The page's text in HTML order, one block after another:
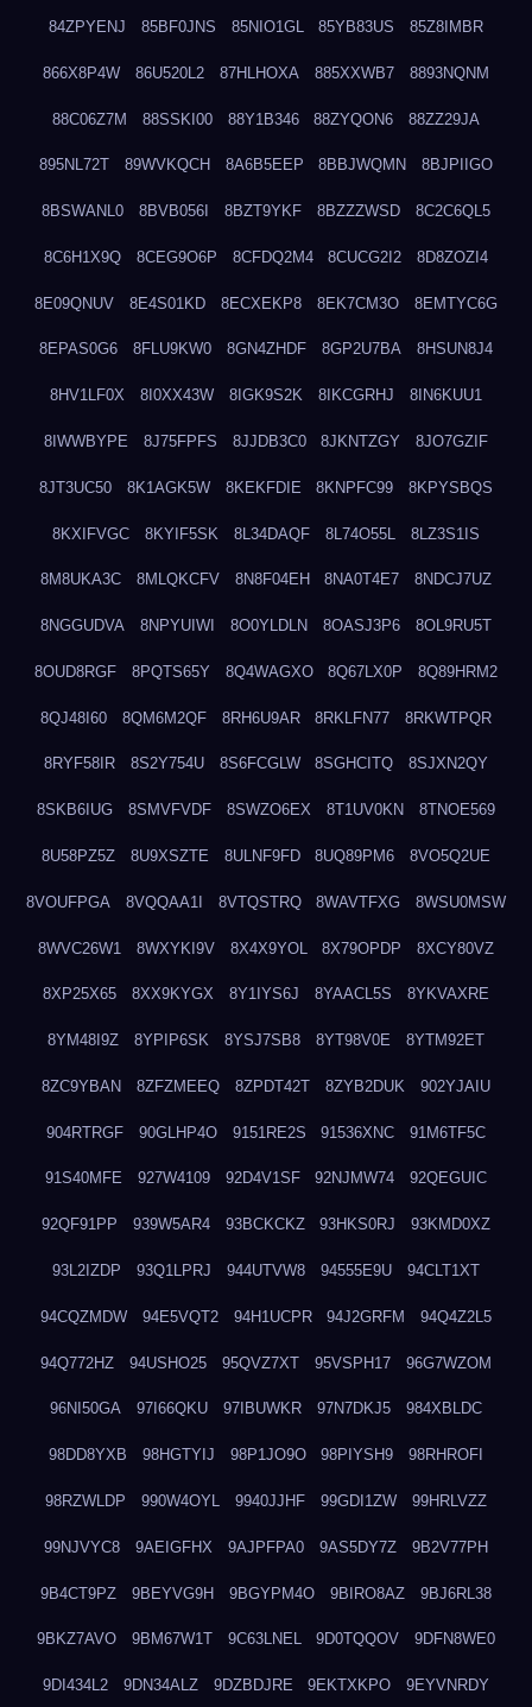
84ZPYENJ 85BF0JNS 85NIO1GL 85YB83US 85Z8IMBR
866X8P4W 86U520L2 87HLHOXA 885XXWB7 8893NQNM
88C06Z7M 88SSKI00 88Y1B346 88ZYQON6 88ZZ29JA
895NL72T 89WVKQCH 8A6B5EEP 8BBJWQMN 8BJPIIGO
8BSWANL0 8BVB056I 8BZT9YKF 8BZZZWSD 8C2C6QL5
8C6H1X9Q 8CEG9O6P 8CFDQ2M4 8CUCG2I2 8D8ZOZI4
8E09QNUV 8E4S01KD 8ECXEKP8 8EK7CM3O 8EMTYC6G
8EPAS0G6 8FLU9KW0 8GN4ZHDF 8GP2U7BA 8HSUN8J4
8HV1LF0X 8I0XX43W 8IGK9S2K 8IKCGRHJ 8IN6KUU1
8IWWBYPE 8J75FPFS 8JJDB3C0 8JKNTZGY 8JO7GZIF
8JT3UC50 8K1AGK5W 8KEKFDIE 8KNPFC99 8KPYSBQS
8KXIFVGC 8KYIF5SK 8L34DAQF 8L74O55L 8LZ3S1IS
8M8UKA3C 8MLQKCFV 8N8F04EH 8NA0T4E7 8NDCJ7UZ
8NGGUDVA 8NPYUIWI 8O0YLDLN 8OASJ3P6 8OL9RU5T
8OUD8RGF 8PQTS65Y 8Q4WAGXO 8Q67LX0P 8Q89HRM2
8QJ48I60 8QM6M2QF 8RH6U9AR 8RKLFN77 8RKWTPQR
8RYF58IR 8S2Y754U 8S6FCGLW 8SGHCITQ 8SJXN2QY
8SKB6IUG 8SMVFVDF 8SWZO6EX 8T1UV0KN 8TNOE569
8U58PZ5Z 8U9XSZTE 8ULNF9FD 8UQ89PM6 8VO5Q2UE
8VOUFPGA 8VQQAA1I 8VTQSTRQ 8WAVTFXG 8WSU0MSW
8WVC26W1 8WXYKI9V 8X4X9YOL 8X79OPDP 8XCY80VZ
8XP25X65 8XX9KYGX 8Y1IYS6J 8YAACL5S 8YKVAXRE
8YM48I9Z 8YPIP6SK 8YSJ7SB8 8YT98V0E 8YTM92ET
8ZC9YBAN 8ZFZMEEQ 8ZPDT42T 8ZYB2DUK 902YJAIU
904RTRGF 90GLHP4O 9151RE2S 91536XNC 91M6TF5C
91S40MFE 927W4109 92D4V1SF 92NJMW74 92QEGUIC
92QF91PP 939W5AR4 93BCKCKZ 93HKS0RJ 93KMD0XZ
93L2IZDP 93Q1LPRJ 944UTVW8 94555E9U 94CLT1XT
94CQZMDW 94E5VQT2 94H1UCPR 94J2GRFM 94Q4Z2L5
94Q772HZ 94USHO25 95QVZ7XT 95VSPH17 96G7WZOM
96NI50GA 97I66QKU 97IBUWKR 97N7DKJ5 984XBLDC
98DD8YXB 98HGTYIJ 98P1JO9O 98PIYSH9 98RHROFI
98RZWLDP 990W4OYL 9940JJHF 99GDI1ZW 99HRLVZZ
99NJVYC8 9AEIGFHX 9AJPFPA0 9AS5DY7Z 9B2V77PH
9B4CT9PZ 9BEYVG9H 9BGYPM4O 9BIRO8AZ 9BJ6RL38
9BKZ7AVO 9BM67W1T 9C63LNEL 9D0TQQOV 9DFN8WE0
9DI434L2 9DN34ALZ 9DZBDJRE 9EKTXKPO 9EYVNRDY